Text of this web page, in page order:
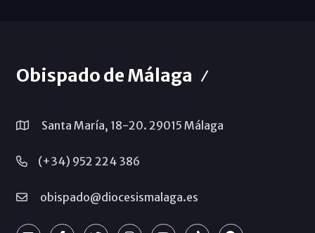
Obispado de Málaga
Santa María, 18-20. 29015 Málaga
(+34) 952 224 386
obispado@diocesismalaga.es